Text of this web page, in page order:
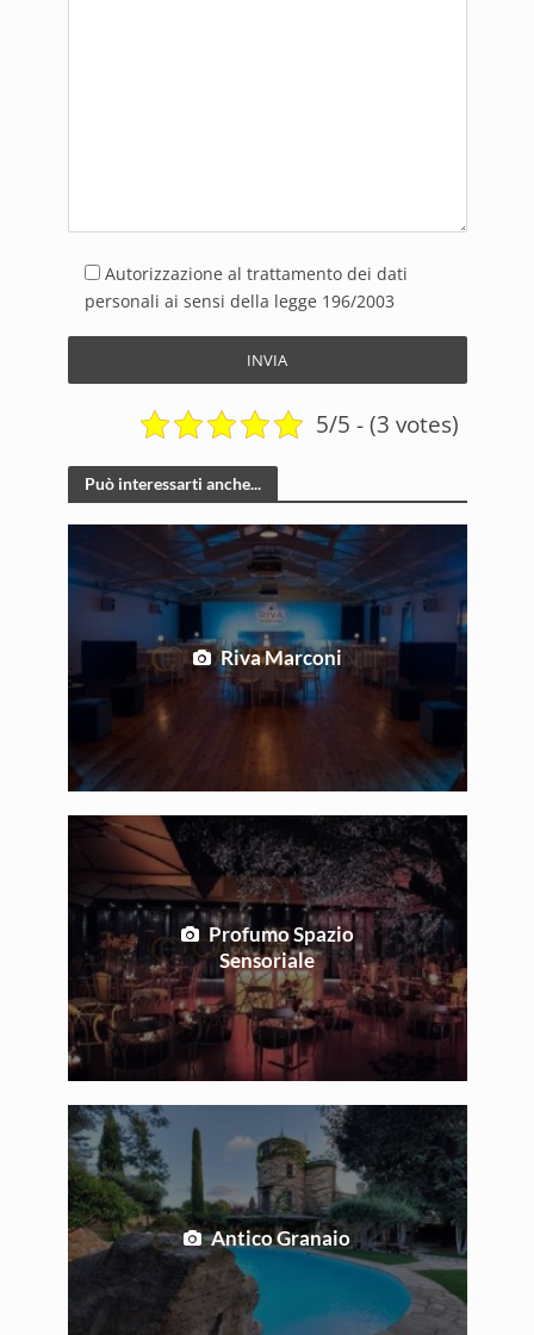
Autorizzazione al trattamento dei dati
personali ai sensi della legge 196/2003
5/5 - (3 votes)
Può interessarti anche...
Riva Marconi
Profumo Spazio
Sensoriale
Antico Granaio